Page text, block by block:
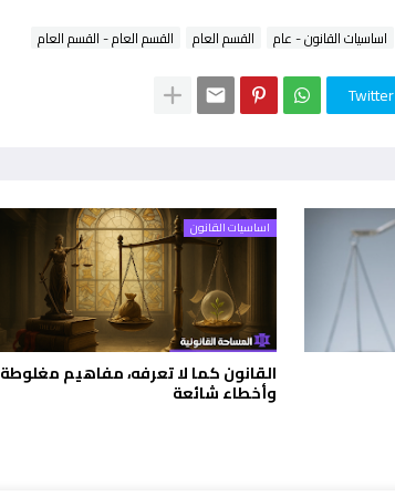
اساسيات القانون - عام القسم العام القسم العام - القسم العام
Twitter
اساسيات القانون
القانون كما لا تعرفه، مفاهيم مغلوطة
وأخطاء شائعة